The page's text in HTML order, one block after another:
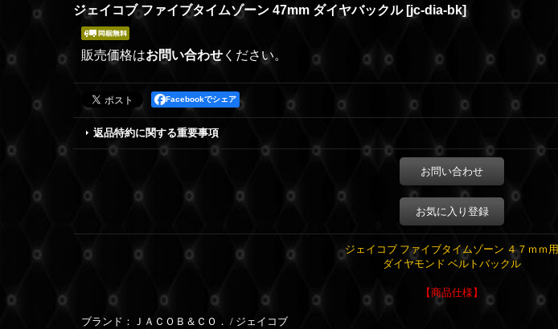
ジェイコブ ファイブタイムゾーン 47mm ダイヤバックル [jc-dia-bk]
販売価格はお問い合わせ ください。
Facebookでシェア
返品特約に関する重要事項
お問い合わせ
お気に入り登録
ジェイコブ ファイブタイムゾーン ４７ｍｍ用
ダイヤモンド ベルトバックル
【商品仕様】
ブランド：ＪＡＣＯＢ＆ＣＯ． / ジェイコブ